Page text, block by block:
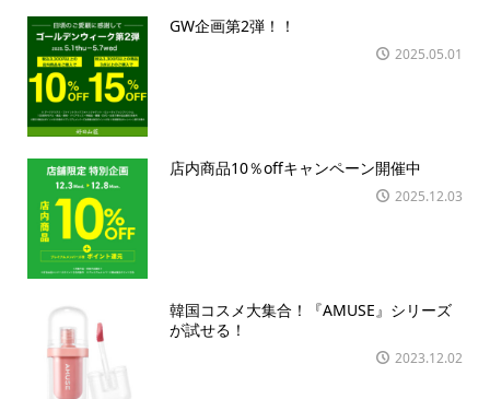
GW企画第2弾！！
2025.05.01
店内商品10％offキャンペーン開催中
2025.12.03
韓国コスメ大集合！『AMUSE』シリーズ
が試せる！
2023.12.02